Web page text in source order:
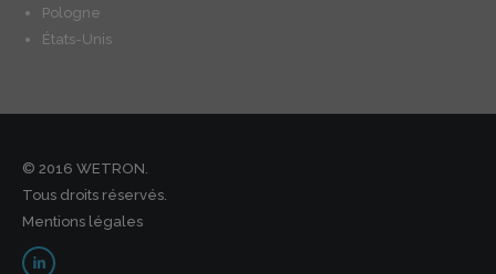
Pologne
États-Unis
© 2016 WETRON.
Tous droits réservés.
Mentions légales